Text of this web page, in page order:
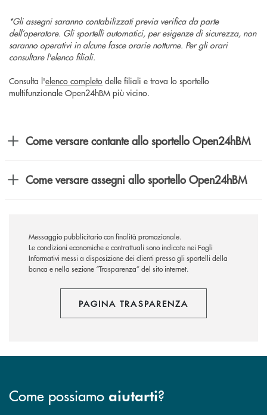
*Gli assegni saranno contabilizzati previa verifica da parte
dell’operatore. Gli sportelli automatici, per esigenze di sicurezza, non
saranno operativi in alcune fasce orarie notturne. Per gli orari
consultare l'elenco filiali.
Consulta l'elenco completo delle filiali e trova lo sportello
multifunzionale Open24hBM più vicino.
Come versare contante allo sportello Open24hBM
Come versare assegni allo sportello Open24hBM
Messaggio pubblicitario con finalità promozionale.
Le condizioni economiche e contrattuali sono indicate nei Fogli
Informativi messi a disposizione dei clienti presso gli sportelli della
banca e nella sezione “Trasparenza” del sito internet.
PAGINA TRASPARENZA
Come possiamo aiutarti?